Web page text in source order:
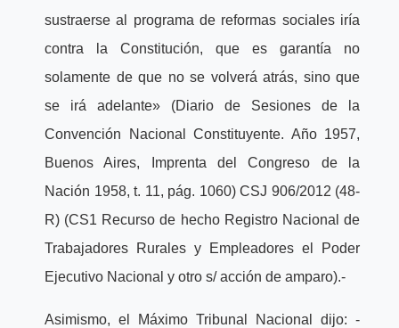
sustraerse al programa de reformas sociales iría
contra la Constitución, que es garantía no
solamente de que no se volverá atrás, sino que
se irá adelante» (Diario de Sesiones de la
Convención Nacional Constituyente. Año 1957,
Buenos Aires, Imprenta del Congreso de la
Nación 1958, t. 11, pág. 1060) CSJ 906/2012 (48-
R) (CS1 Recurso de hecho Registro Nacional de
Trabajadores Rurales y Empleadores el Poder
Ejecutivo Nacional y otro s/ acción de amparo).-
Asimismo, el Máximo Tribunal Nacional dijo: -